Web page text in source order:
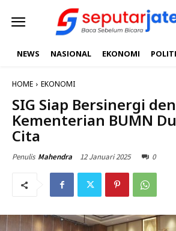
NEWS NASIONAL EKONOMI
HOME EKONOMI
SIG Siap Bersinergi
Kementerian BUMN
Cita
Penulis Mahendra 12 Januari 2025 0